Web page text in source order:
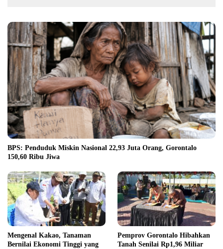
BPS: Penduduk Miskin Nasional 22,93 Juta Orang, Gorontalo
150,60 Ribu Jiwa
Mengenal Kakao, Tanaman
Bernilai Ekonomi Tinggi yang
Pemprov Gorontalo Hibahkan
Tanah Senilai Rp1,96 Miliar